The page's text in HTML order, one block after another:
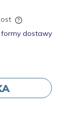
dostawy